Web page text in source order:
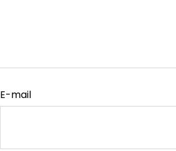
E-mail